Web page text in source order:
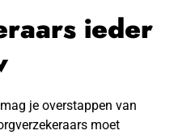
ieder
je overstappen van
moet